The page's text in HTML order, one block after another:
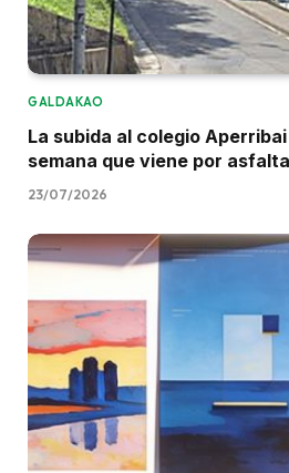
GALDAKAO
La subida al colegio
semana que viene por
23/07/2026